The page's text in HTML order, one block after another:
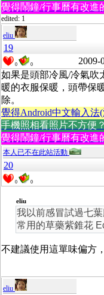
覺得鬧鐘/行事曆有改
edited: 1
eliu
19
0 0 2009-
如果是頭部冷風/冷氣吹
暖的衣服保暖，頭帶保
除。
覺得Android中文輸入
手機照相看照片不方便
覺得鬧鐘/行事曆有改
本人已不在此站活動
20
0 0
eliu
我以前感冒試過七
常用的草藥紫錐花
不建議使用這單味偏方
eliu